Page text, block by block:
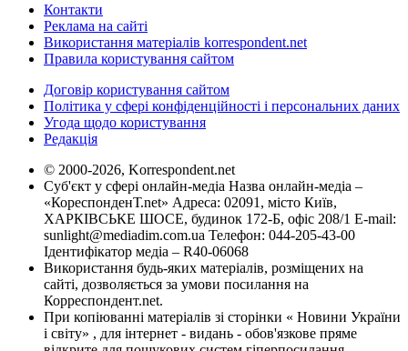
Контакти
Реклама на сайті
Використання матеріалів korrespondent.net
Правила користування сайтом
Договір користування сайтом
Політика у сфері конфіденційності і персональних даних
Угода щодо користування
Редакція
© 2000-2026, Korrespondent.net
Суб'єкт у сфері онлайн-медіа Назва онлайн-медіа –
«КореспонденТ.net» Адреса: 02091, місто Київ,
ХАРКІВСЬКЕ ШОСЕ, будинок 172-Б, офіс 208/1 E-mail:
sunlight@mediadim.com.ua Телефон: 044-205-43-00
Ідентифікатор медіа – R40-06068
Використання будь-яких матеріалів, розміщених на
сайті, дозволяється за умови посилання на
Корреспондент.net.
При копіюванні матеріалів зі сторінки « Новини України
і світу» , для інтернет - видань - обов'язкове пряме